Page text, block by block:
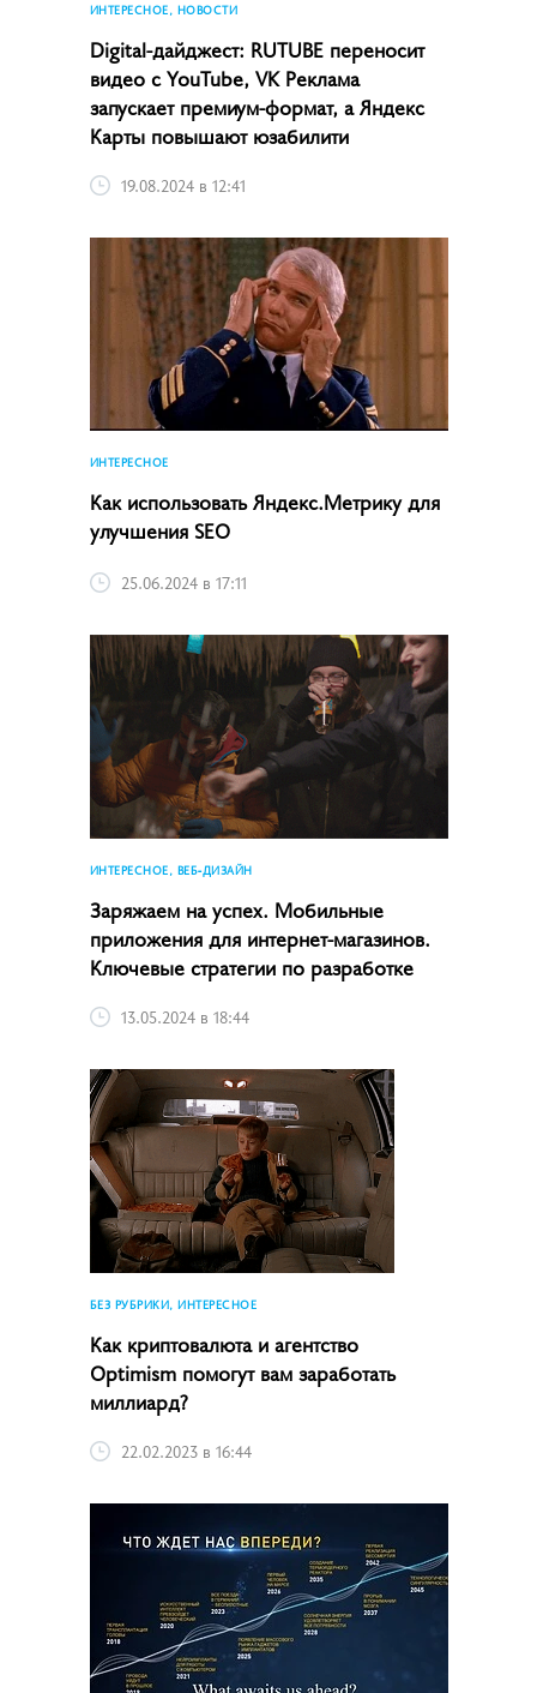
ИНТЕРЕСНОЕ, НОВОСТИ
Digital-дайджест: RUTUBE переносит
видео с YouTube, VK Реклама
запускает премиум-формат, а Яндекс
Карты повышают юзабилити
19.08.2024 в 12:41
ИНТЕРЕСНОЕ
Как использовать Яндекс.Метрику для
улучшения SEO
25.06.2024 в 17:11
ИНТЕРЕСНОЕ, ВЕБ-ДИЗАЙН
Заряжаем на успех. Мобильные
приложения для интернет-магазинов.
Ключевые стратегии по разработке
13.05.2024 в 18:44
БЕЗ РУБРИКИ, ИНТЕРЕСНОЕ
Как криптовалюта и агентство
Optimism помогут вам заработать
миллиард?
22.02.2023 в 16:44